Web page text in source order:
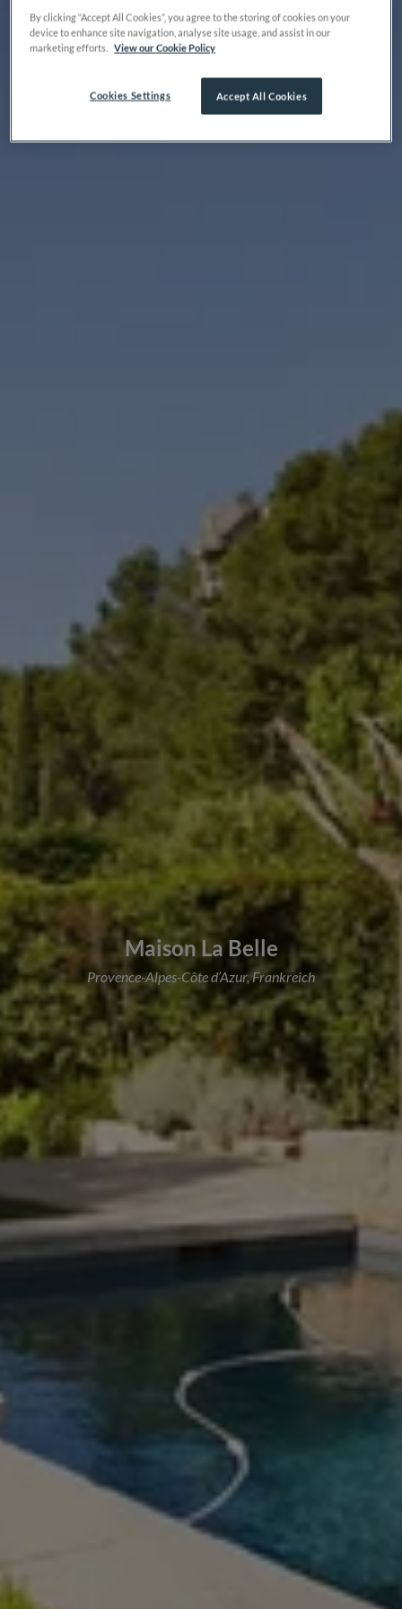
Maison La Belle
Provence-Alpes-Côte d’Azur, Frankreich
By clicking “Accept All Cookies”, you agree to the storing of cookies on your
device to enhance site navigation, analyse site usage, and assist in our
marketing efforts. View our Cookie Policy
Accept All Cookies
Cookies Settings